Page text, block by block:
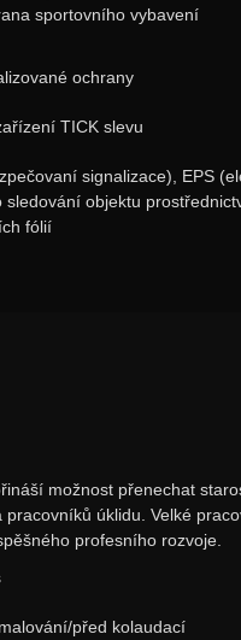
sportovního vybavení
ochrany
TICK slevu
signalizace), EPS
objektu
fólií
možnost přenechat
úklidu. Velké
profesního rozvoje.
před kolaudací